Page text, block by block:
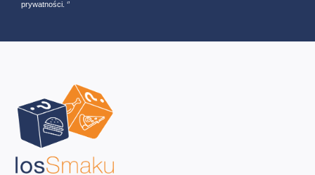
prywatności. ‘’